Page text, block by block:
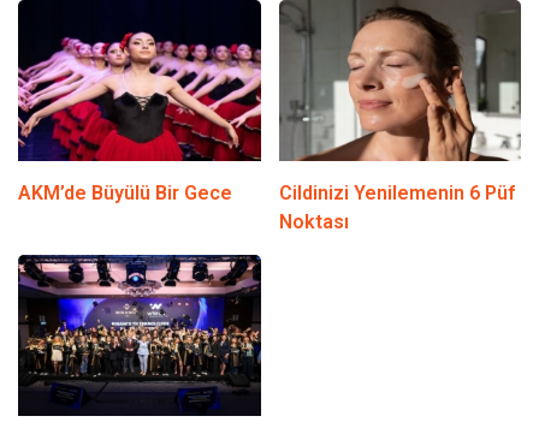
AKM’de Büyülü Bir Gece
Cildinizi Yenilemenin 6 Püf
Noktası